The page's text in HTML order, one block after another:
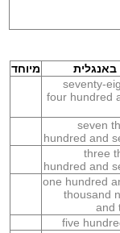
מיוחד
seventy-
four hundred
seven
hundred and
three
hundred and
one hundred
thousand
and
five